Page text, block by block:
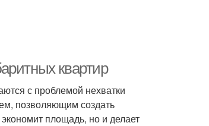
квартир
с проблемой нехватки
позволяющим создать
площадь, но и делает